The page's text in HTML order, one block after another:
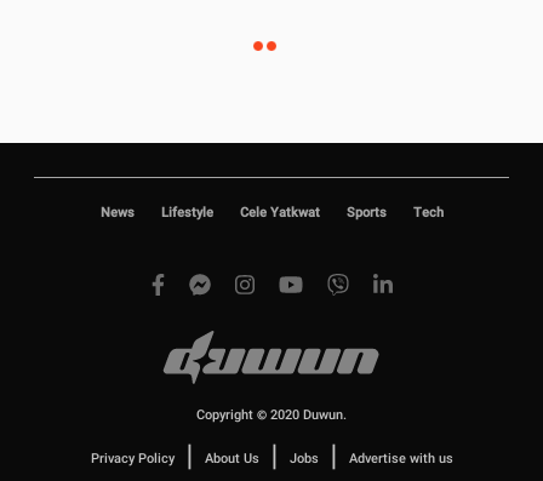
News Lifestyle Cele Yatkwat Sports Tech
Copyright © 2020 Duwun.
Privacy Policy | About Us | Jobs | Advertise with us